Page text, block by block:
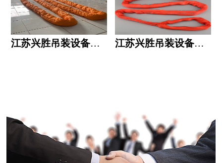
江苏兴胜吊装设备有限公司五大透明 江苏兴胜吊装设备有限公司运作模式